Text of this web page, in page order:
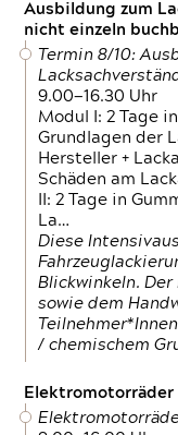
Ausbildung zum
nicht einzeln
Termin 8/10:
9.00—16.30 Uhr
Modul I: 2 Tage
Grundlagen der
Hersteller +
Schäden am
II: 2 Tage in
La…
Diese
Blickwinkeln.
sowie dem
/ chemischem
Elektromotorräder